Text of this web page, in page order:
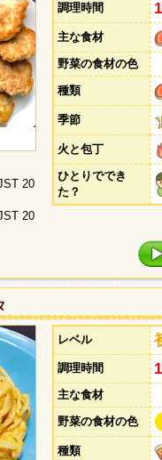
20
20
調理時間
主な食材
野菜の食材の色
種類
季節
火と包丁
ひとりででき
た？
レベル
調理時間
主な食材
野菜の食材の色
種類